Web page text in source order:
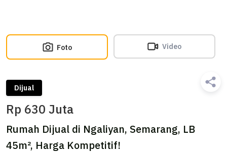
Foto Video
Dijual
Rp 630 Juta
Rumah Dijual di Ngaliyan, Semarang, LB
45m², Harga Kompetitif!